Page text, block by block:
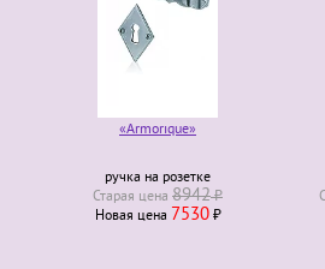
«Armorique»
ручка на розетке
Старая ценa 8942₽
Новая ценa 7530₽